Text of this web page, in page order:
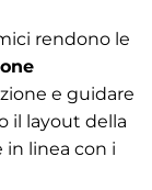
rendono le
e guidare
il layout della
in linea con i